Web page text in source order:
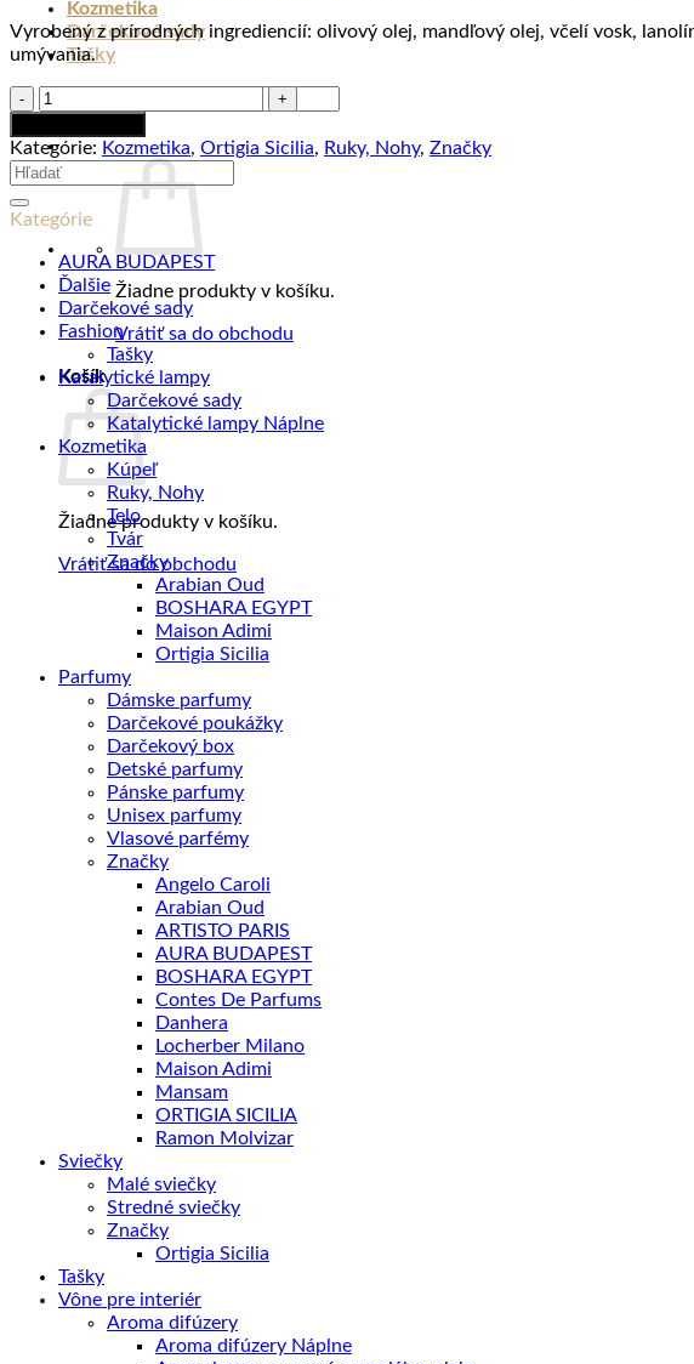
Kozmetika
Darčekové sady
Tašky
Žiadne produkty v košíku.
Vrátiť sa do obchodu
Košík
Žiadne produkty v košíku.
Vrátiť sa do obchodu
Vyrobený z prírodných ingrediencií: olivový olej, mandľový olej, včelí vosk,
umývania.
množstvo
Fico
d'India
-
Krém
ruky
80ml
Kategórie: Kozmetika, Ortigia Sicilia, Ruky, Nohy, Značky
Hľadať:
Kategórie
AURA BUDAPEST
Ďalšie
Darčekové sady
Fashion
Tašky
Katalytické lampy
Darčekové sady
Katalytické lampy Náplne
Kozmetika
Kúpeľ
Ruky, Nohy
Telo
Tvár
Značky
Arabian Oud
BOSHARA EGYPT
Maison Adimi
Ortigia Sicilia
Parfumy
Dámske parfumy
Darčekové poukážky
Darčekový box
Detské parfumy
Pánske parfumy
Unisex parfumy
Vlasové parfémy
Značky
Angelo Caroli
Arabian Oud
ARTISTO PARIS
AURA BUDAPEST
BOSHARA EGYPT
Contes De Parfums
Danhera
Locherber Milano
Maison Adimi
Mansam
ORTIGIA SICILIA
Ramon Molvizar
Sviečky
Malé sviečky
Stredné sviečky
Značky
Ortigia Sicilia
Tašky
Vône pre interiér
Aroma difúzery
Aroma difúzery Náplne